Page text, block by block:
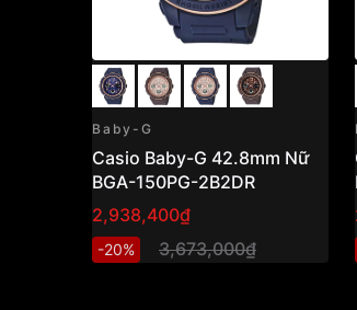
Baby-G
Casio Baby-G 42.8mm Nữ
BGA-150PG-2B2DR
2,938,400₫
-20% 3,673,000₫